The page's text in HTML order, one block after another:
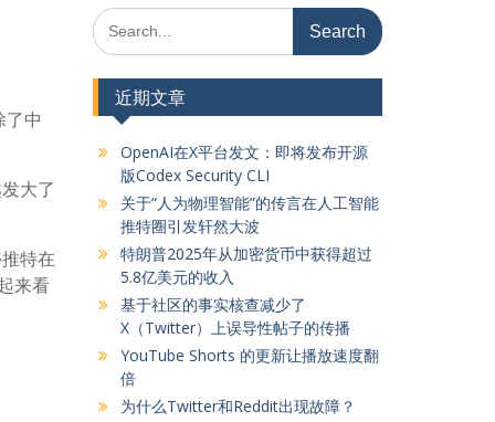
中
大了
特在
来看
Search
for:
近期文章
OpenAI在X平台发文：即将发布开源
版Codex Security CLI
关于“人为物理智能”的传言在人工智能
推特圈引发轩然大波
特朗普2025年从加密货币中获得超过
5.8亿美元的收入
基于社区的事实核查减少了
X（Twitter）上误导性帖子的传播
YouTube Shorts 的更新让播放速度翻
倍
为什么Twitter和Reddit出现故障？